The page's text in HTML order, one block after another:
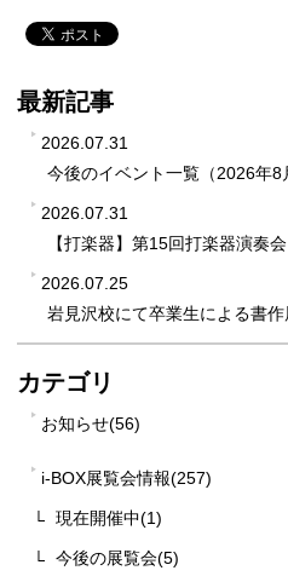
最新記事
2026.07.31
今後のイベント一覧（2026年8
2026.07.31
【打楽器】第15回打楽器演奏会
2026.07.25
岩見沢校にて卒業生による書作
カテゴリ
お知らせ(56)
i-BOX展覧会情報(257)
現在開催中(1)
今後の展覧会(5)